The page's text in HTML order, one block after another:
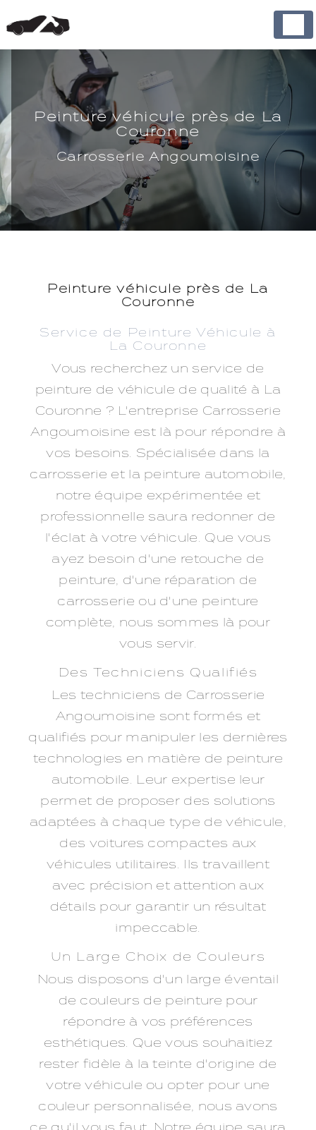
Peinture véhicule près de La
Couronne
Carrosserie Angoumoisine
Peinture véhicule près de La
Couronne
Service de Peinture Véhicule à
La Couronne
Vous recherchez un service de
peinture de véhicule de qualité à La
Couronne ? L'entreprise Carrosserie
Angoumoisine est là pour répondre à
vos besoins. Spécialisée dans la
carrosserie et la peinture automobile,
notre équipe expérimentée et
professionnelle saura redonner de
l'éclat à votre véhicule. Que vous
ayez besoin d'une retouche de
peinture, d'une réparation de
carrosserie ou d'une peinture
complète, nous sommes là pour
vous servir.
Des Techniciens Qualifiés
Les techniciens de Carrosserie
Angoumoisine sont formés et
qualifiés pour manipuler les dernières
technologies en matière de peinture
automobile. Leur expertise leur
permet de proposer des solutions
adaptées à chaque type de véhicule,
des voitures compactes aux
véhicules utilitaires. Ils travaillent
avec précision et attention aux
détails pour garantir un résultat
impeccable.
Un Large Choix de Couleurs
Nous disposons d'un large éventail
de couleurs de peinture pour
répondre à vos préférences
esthétiques. Que vous souhaitiez
rester fidèle à la teinte d'origine de
votre véhicule ou opter pour une
couleur personnalisée, nous avons
ce qu'il vous faut. Notre équipe saura